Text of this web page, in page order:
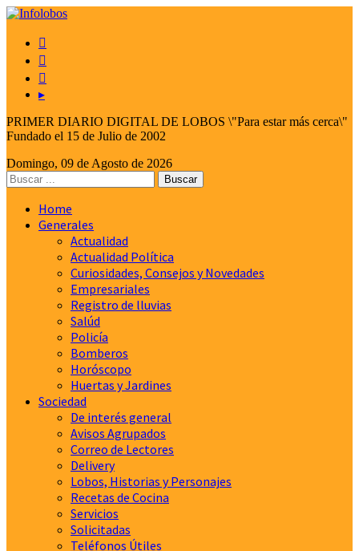



▸
PRIMER DIARIO DIGITAL DE LOBOS \"Para estar más cerca\"
Fundado el 15 de Julio de 2002
Domingo, 09 de Agosto de 2026
Home
Generales
Actualidad
Actualidad Política
Curiosidades, Consejos y Novedades
Empresariales
Registro de lluvias
Salúd
Policía
Bomberos
Horóscopo
Huertas y Jardines
Sociedad
De interés general
Avisos Agrupados
Correo de Lectores
Delivery
Lobos, Historias y Personajes
Recetas de Cocina
Servicios
Solicitadas
Teléfonos Útiles